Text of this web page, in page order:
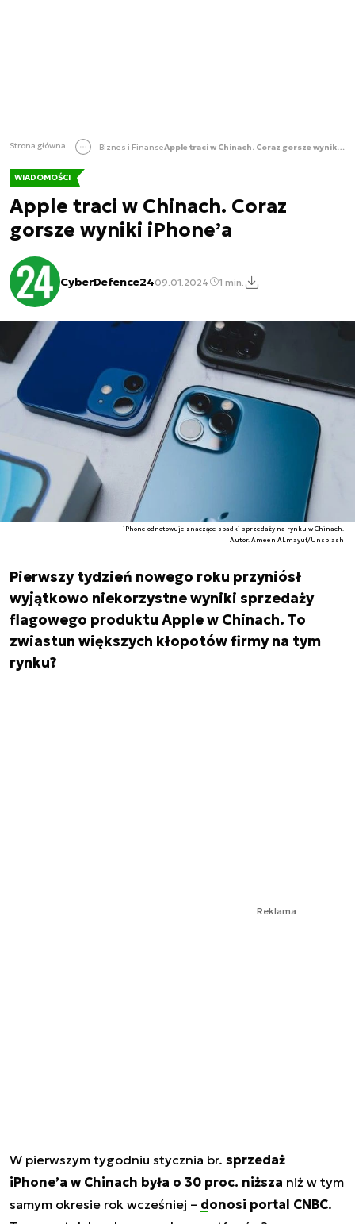
Strona główna Biznes i Finanse Apple traci w Chinach. Coraz gorsze wyniki iPhone’a
WIADOMOŚCI
Apple traci w Chinach. Coraz
gorsze wyniki iPhone’a
CyberDefence2409.01.2024 1 min.
iPhone odnotowuje znaczące spadki sprzedaży na rynku w Chinach.
Autor. Ameen ALmayuf/Unsplash
Pierwszy tydzień nowego roku przyniósł
wyjątkowo niekorzystne wyniki sprzedaży
flagowego produktu Apple w Chinach. To
zwiastun większych kłopotów firmy na tym
rynku?
Reklama
W pierwszym tygodniu stycznia br. sprzedaż
iPhone’a w Chinach była o 30 proc. niższa niż w tym
samym okresie rok wcześniej – donosi portal CNBC.